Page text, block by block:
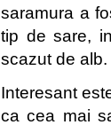
saramura a
tip de sare,
scazut de alb.
Interesant
ca cea mai